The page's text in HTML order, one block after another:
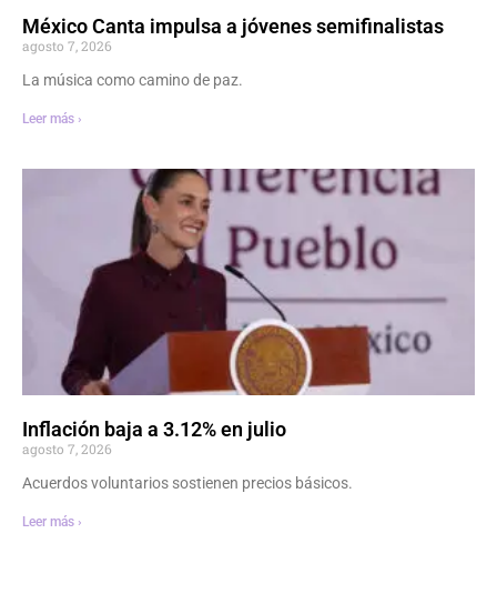
México Canta impulsa a jóvenes semifinalistas
agosto 7, 2026
La música como camino de paz.
Leer más ›
Inflación baja a 3.12% en julio
agosto 7, 2026
Acuerdos voluntarios sostienen precios básicos.
Leer más ›